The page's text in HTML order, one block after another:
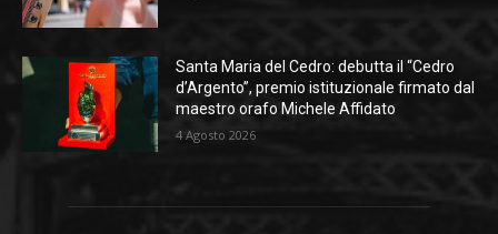
Santa Maria del Cedro: debutta il “Cedro
d’Argento”, premio istituzionale firmato dal
maestro orafo Michele Affidato
4 Agosto 2026